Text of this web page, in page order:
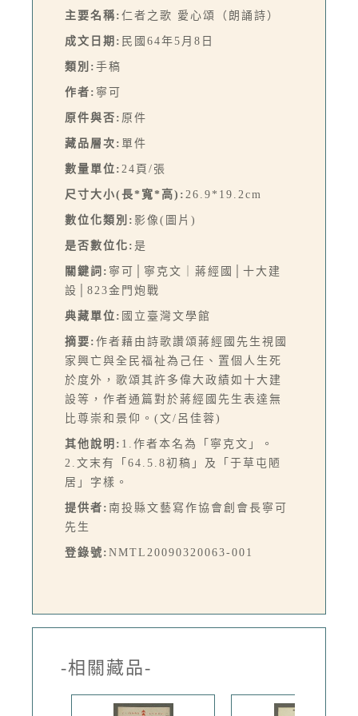
主要名稱: 仁者之歌 愛心頌（朗誦詩）
成文日期: 民國64年5月8日
類別: 手稿
作者: 寧可
原件與否: 原件
藏品層次: 單件
數量單位: 24頁/張
尺寸大小(長*寬*高): 26.9*19.2cm
數位化類別: 影像(圖片)
是否數位化: 是
關鍵詞: 寧可│寧克文｜蔣經國│十大建
設│823金門炮戰
典藏單位: 國立臺灣文學館
摘要: 作者藉由詩歌讚頌蔣經國先生視國
家興亡與全民福祉為己任、置個人生死
於度外，歌頌其許多偉大政績如十大建
設等，作者通篇對於蔣經國先生表達無
比尊崇和景仰。(文/呂佳蓉)
其他說明: 1.作者本名為「寧克文」。
2.文末有「64.5.8初稿」及「于草屯陋
居」字樣。
提供者: 南投縣文藝寫作協會創會長寧可
先生
登錄號: NMTL20090320063-001
-相關藏品-